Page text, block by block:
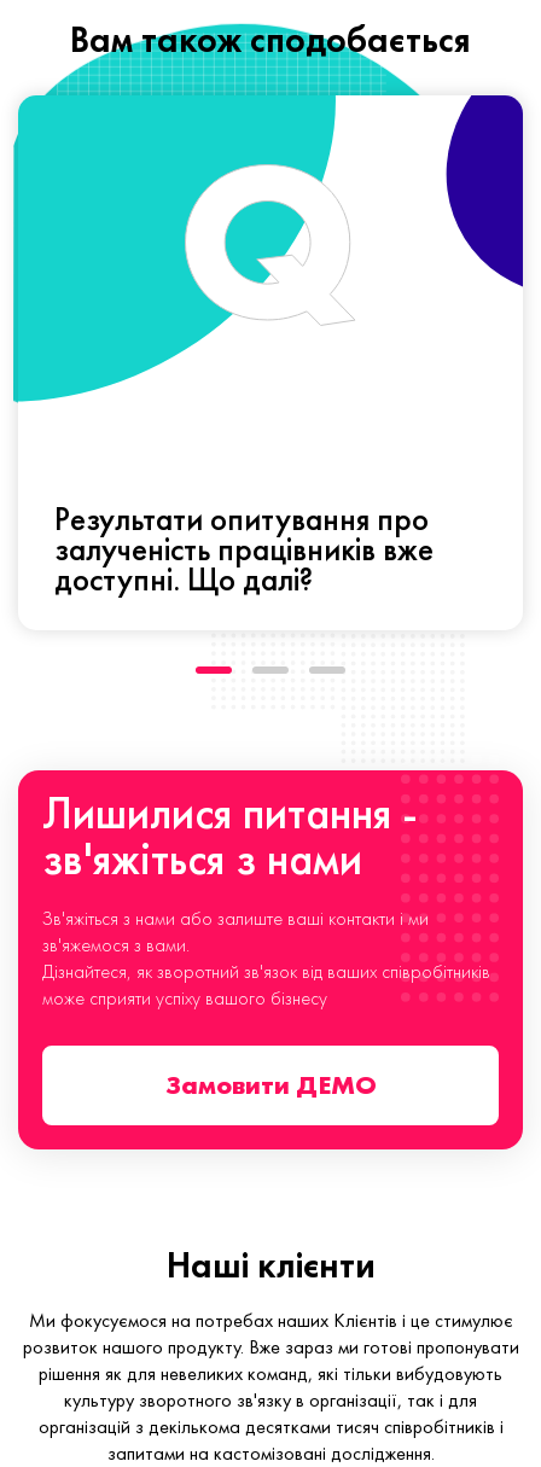
Вам також сподобається
Результати опитування про
залученість працівників вже
доступні. Що далі?
Лишилися питання -
зв'яжіться з нами
Зв'яжіться з нами або залиште ваші контакти і ми
зв'яжемося з вами.
Дізнайтеся, як зворотний зв'язок від ваших співробітників
може сприяти успіху вашого бізнесу
Замовити ДЕМО
Наші клієнти
Ми фокусуємося на потребах наших Клієнтів і це стимулює
розвиток нашого продукту. Вже зараз ми готові пропонувати
рішення як для невеликих команд, які тільки вибудовують
культуру зворотного зв'язку в організації, так і для
організацій з декількома десятками тисяч співробітників і
запитами на кастомізовані дослідження.